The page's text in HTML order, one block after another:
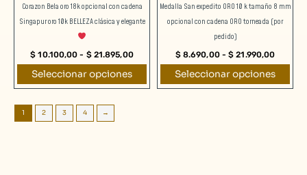
Corazon Bela oro 18k opcional con cadena
Singapur oro 10k BELLEZA clásica y elegante
$ 10.100,00 - $21.895,00
Seleccionar opciones
la
de
producto
Medalla San expedito ORO 10 k tamaño 8 mm
opcional con cadena ORO torneada (por
pedido)
$8.690,00 - $ 21.990,00
Seleccionar opciones
de
producto
1 2 3 4 →